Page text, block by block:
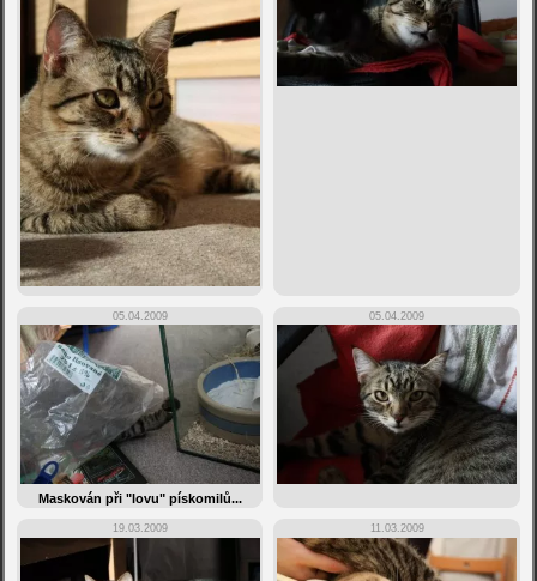
05.04.2009
Maskován při "lovu" pískomilů...
05.04.2009
19.03.2009 11.03.2009